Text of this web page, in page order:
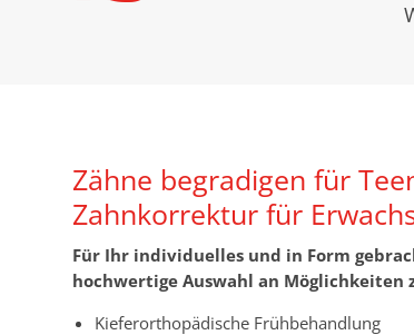
Zähne begradigen für
Zahnkorrektur für
Für Ihr individuelles und in Form
hochwertige Auswahl an Möglichkeiten
Kieferorthopädische Frühbehandlung